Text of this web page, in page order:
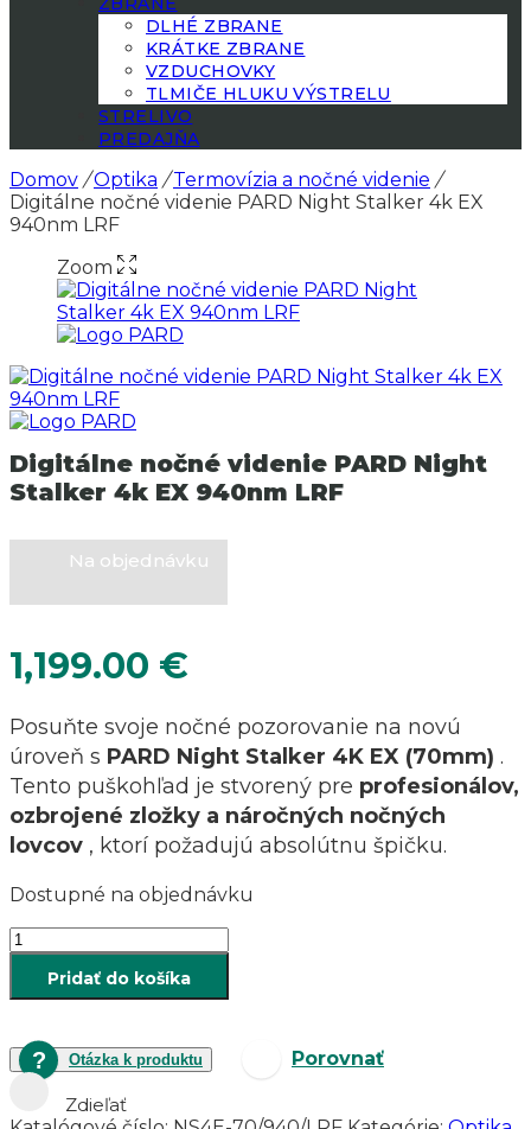
DLHÉ ZBRANE
KRÁTKE ZBRANE
VZDUCHOVKY
TLMIČE HLUKU VÝSTRELU
STRELIVO
PREDAJŇA
Domov / Optika / Termovízia a nočné videnie /
Digitálne nočné videnie PARD Night Stalker 4k EX
940nm LRF
Zoom
Digitálne nočné videnie PARD Night
Stalker 4k EX 940nm LRF
Na objednávku
1,199.00 €
Posuňte svoje nočné pozorovanie na novú
úroveň s PARD Night Stalker 4K EX (70mm) .
Tento puškohľad je stvorený pre profesionálov,
ozbrojené zložky a náročných nočných
lovcov , ktorí požadujú absolútnu špičku.
Dostupné na objednávku
množstvo
Digitálne
nočné
videnie
Night
Stalker
EX
Pridať do košíka
Otázka k produktu Porovnať
Zdieľať